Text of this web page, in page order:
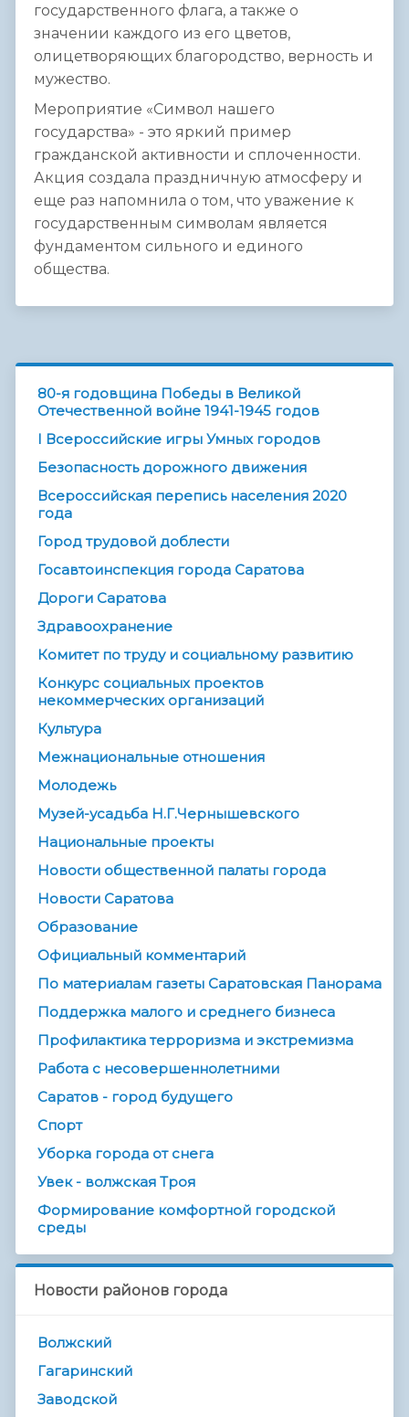
государственного флага, а также о
значении каждого из его цветов,
олицетворяющих благородство, верность и
мужество.
Мероприятие «Символ нашего
государства» - это яркий пример
гражданской активности и сплоченности.
Акция создала праздничную атмосферу и
еще раз напомнила о том, что уважение к
государственным символам является
фундаментом сильного и единого
общества.
80-я годовщина Победы в Великой
Отечественной войне 1941-1945 годов
I Всероссийские игры Умных городов
Безопасность дорожного движения
Всероссийская перепись населения 2020
года
Город трудовой доблести
Госавтоинспекция города Саратова
Дороги Саратова
Здравоохранение
Комитет по труду и социальному развитию
Конкурс социальных проектов
некоммерческих организаций
Культура
Межнациональные отношения
Молодежь
Музей-усадьба Н.Г.Чернышевского
Национальные проекты
Новости общественной палаты города
Новости Саратова
Образование
Официальный комментарий
По материалам газеты Саратовская Панорама
Поддержка малого и среднего бизнеса
Профилактика терроризма и экстремизма
Работа с несовершеннолетними
Саратов - город будущего
Спорт
Уборка города от снега
Увек - волжская Троя
Формирование комфортной городской
среды
Новости районов города
Волжский
Гагаринский
Заводской